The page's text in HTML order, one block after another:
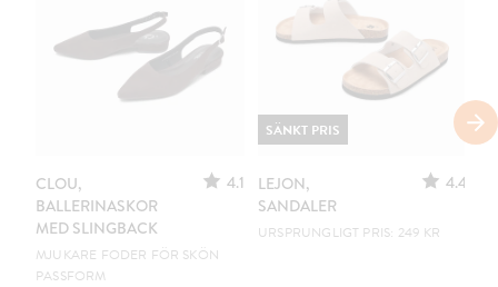
CLOU,
BALLERINASKOR
MED SLINGBACK
4.1
MJUKARE FODER FÖR SKÖN
PASSFORM
LEJON,
SANDALER
4.4
URSPRUNGLIGT PRIS: 249 KR
SÄNKT PRIS